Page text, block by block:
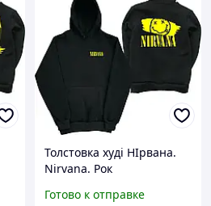
Толстовка худі НІрвана.
Nirvana. Рок
Готово к отправке